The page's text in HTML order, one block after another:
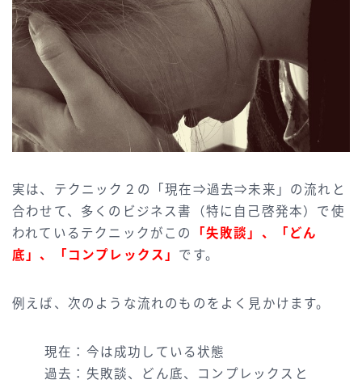
実は、テクニック２の「現在⇒過去⇒未来」の流れと
合わせて、多くのビジネス書（特に自己啓発本）で使
われているテクニックがこの
「失敗談」、「どん
底」、「コンプレックス」 です。
例えば、次のような流れのものをよく見かけます。
現在：今は成功している状態
過去：失敗談、どん底、コンプレックスと